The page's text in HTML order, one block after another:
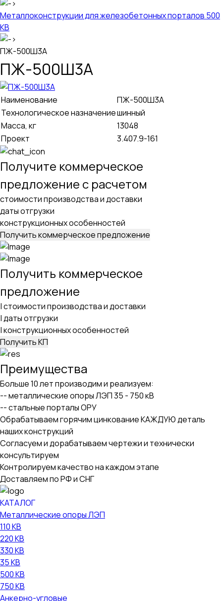
Металлоконструкции для железобетонных порталов 500
КВ
ПЖ-500Ш3А
ПЖ-500Ш3А
Наименование
ПЖ-500Ш3А
Технологическое назначениешинный
Масса, кг
13048
Проект
3.407.9-161
Получите коммерческое
предложение с расчетом
стоимости производства и доставки
даты отгрузки
конструкционных особенностей
Получить коммерческое предложение
Получить коммерческое
предложение
|стоимости производства и доставки
|даты отгрузки
|конструкционных особенностей
Получить КП
Преимущества
Больше 10 лет производим и реализуем:
-- металлические опоры ЛЭП 35 - 750 кВ
-- стальные порталы ОРУ
Обрабатываем горячим цинкование КАЖДУЮ деталь
наших конструкций
Согласуем и дорабатываем чертежи и технически
консультируем
Контролируем качество на каждом этапе
Доставляем по РФ и СНГ
КАТАЛОГ
Металлические опоры ЛЭП
110 КВ
220 КВ
330 КВ
35 КВ
500 КВ
750 КВ
Анкерно-угловые